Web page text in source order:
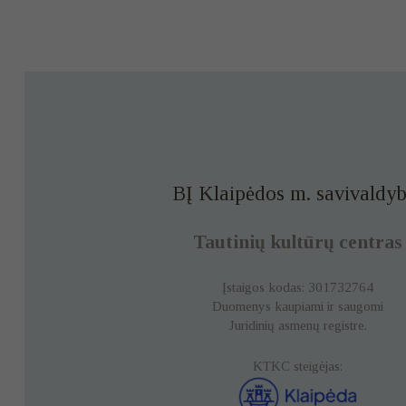
BĮ Klaipėdos m.
Tautinių kultūrų centras
Įstaigos kodas: 301732764
Duomenys kaupiami ir saugomi
Juridinių asmenų registre.
KTKC steigėjas: